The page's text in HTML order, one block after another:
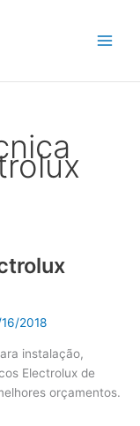
2018
instalação,
Electrolux de
orçamentos.